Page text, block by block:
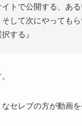
トで公開する、あ
して次にやっても
する』
セレブの方が動画を